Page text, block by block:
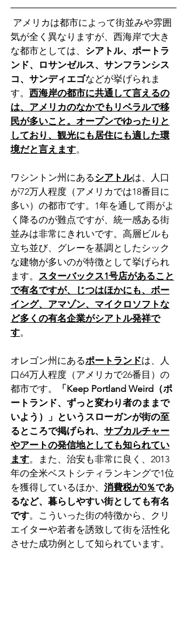
気が全く異なりますが、西海岸で大き
な都市としては、 シアトル、ポートラ
ンド、ロサンゼルス、サンフランシス
コ、サンディエゴなどが挙げられま
す。 西海岸の都市に共通して言えるの
は、アメリカのなかでもリベラルで移
民が多いこと。オープンでゆったりと
しており、観光にも居住にも適した環
境だと言えます。
ワシントン州にあるシアトルは、人口
が72万人程度（アメリカでは18番目に
多い）の都市です。1年を通して雨がよ
く降るのが難点ですが、統一感ある街
並みは非常にきれいです。高層ビルも
立ち並び、グレーを基調としたシック
な建物が多いのが特徴として挙げられ
ます。 スターバックス1号店があること
で有名ですが、じつはほかにも、ボー
イング、アマゾン、マイクロソフトな
ど多くの有名企業がシアトル発祥で
す。
オレゴン州にあるポートランドは、人
口64万人程度（アメリカで26番目）の
都市です。
「Keep Portland Weird（ポ
ートランド、ずっと変わり者のままで
いよう）」というスローガンが街の至
るところで掲げられ、 サブカルチャー
やアートの発信地としても知られてい
ます。また、治安も非常に良く、2013
年の全米ベストシティランキングで1位
を獲得しているほか、 消費税が0％であ
るなど、暮らしやすい街としても有名
です。こういった街の特徴から、クリ
エイターや若者を誘致して街を活性化
させた成功例として知られています。